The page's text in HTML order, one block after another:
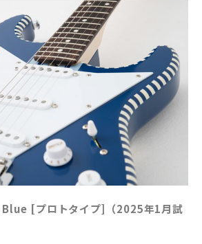
[プロトタイプ]（2025年1月試